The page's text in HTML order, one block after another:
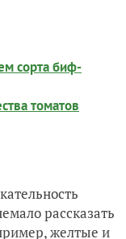
сорта биф-
томатов
рассказать
желтые и